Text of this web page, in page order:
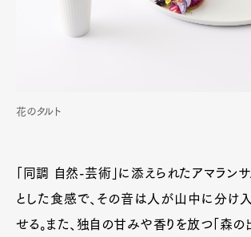
花のタルト
「同調 自然-芸術」に添えられたアマラン
とした食感で、その音は人が山中に分け
せる。また、独自の甘みや香りを放つ「森の